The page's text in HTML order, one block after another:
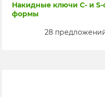
Накидные ключи С- и S-
формы
28